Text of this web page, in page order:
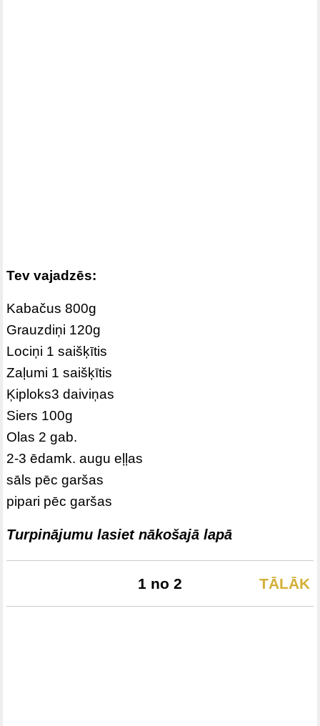
Tev vajadzēs:
Kabačus 800g
Grauzdiņi 120g
Lociņi 1 saišķītis
Zaļumi 1 saišķītis
Ķiploks3 daiviņas
Siers 100g
Olas 2 gab.
2-3 ēdamk. augu eļļas
sāls pēc garšas
pipari pēc garšas
Turpinājumu lasiet nākošajā lapā
TĀLĀK
1 no 2